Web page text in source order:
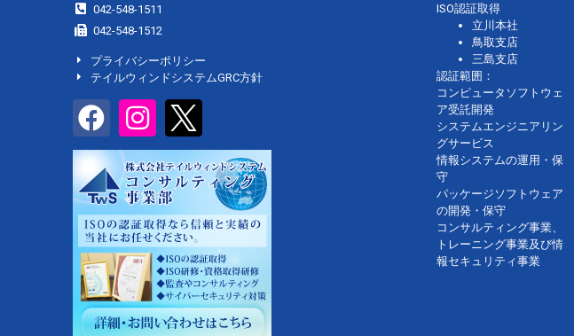
042-548-1511
042-548-1512
プライバシーポリシー
テイルウィンドシステムGRC方針
ISO認証取得
立川本社
鳥取支店
三島支店
認証範囲：
コンピュータソフトウェ
ア受託開発
システムエンジニアリン
グサービス
情報システムの運用・保
守
パッケージソフトウェア
の開発・保守
コンサルティング事業、
トレーニング事業及び情
報セキュリティ事業